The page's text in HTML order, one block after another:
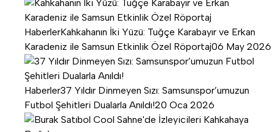
HaberlerKahkahanın İki Yüzü: Tuğçe Karabayır ve Erkan
Karadeniz ile Samsun Etkinlik Özel Röportaj06 May 2026
Haberler37 Yıldır Dinmeyen Sızı: Samsunspor’umuzun
Futbol Şehitleri Dualarla Anıldı!20 Oca 2026